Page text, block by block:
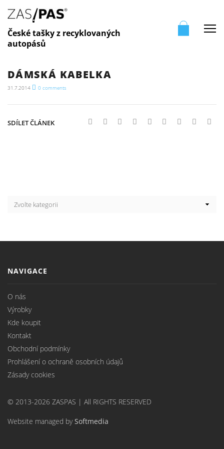
České tašky z recyklovaných
autopásů
DÁMSKÁ KABELKA
31.7.2014 0 comments
SDÍLET ČLÁNEK
NAVIGACE
O nás
Výrobky
Kde koupit
Kontakt
Obchodní podmínky
Prohlášení o ochraně osobních údajů
Zásady cookies
© 2013-2026 ZASPAS | All RIGHTS RESERVED
Website managed bySoftmedia